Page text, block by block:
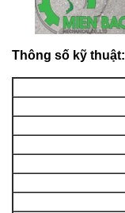
Thông số kỹ thuật: